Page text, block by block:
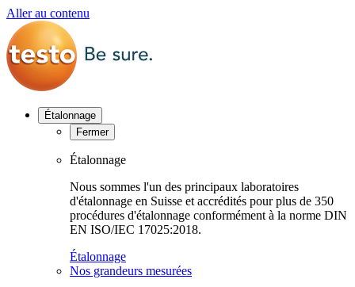
Aller au contenu
Étalonnage
Fermer
Étalonnage
Nous sommes l'un des principaux laboratoires
d'étalonnage en Suisse et accrédités pour plus de 350
procédures d'étalonnage conformément à la norme DIN
EN ISO/IEC 17025:2018.
Étalonnage
Nos grandeurs mesurées